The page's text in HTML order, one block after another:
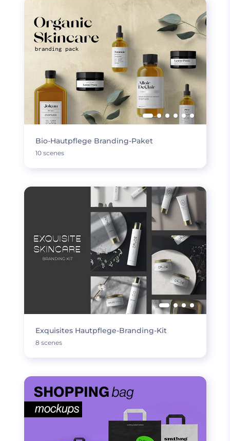
Bio-Hautpflege Branding-Paket
10 scenes
Exquisites Hautpflege-Branding-Kit
8 scenes